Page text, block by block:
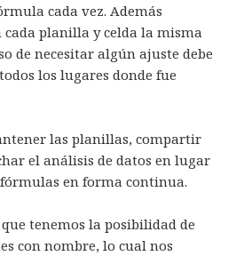
cada vez. Además
cada planilla y celda la misma
de necesitar algún ajuste debe
los lugares donde fue
las planillas, compartir
el análisis de datos en lugar
en forma continua.
que tenemos la posibilidad de
con nombre, lo cual nos